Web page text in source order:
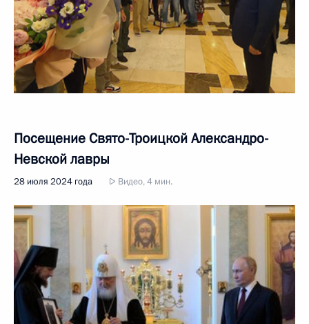
Посещение Свято-Троицкой Александро-
Невской лавры
28 июля 2024 года Видео, 4 мин.